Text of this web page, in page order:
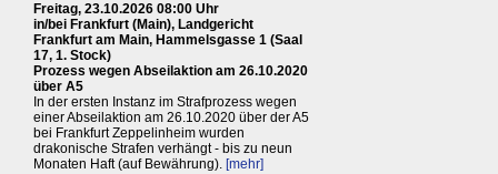
Freitag, 23.10.2026 08:00 Uhr
in/bei Frankfurt (Main), Landgericht
Frankfurt am Main, Hammelsgasse 1 (Saal
17, 1. Stock)
Prozess wegen Abseilaktion am 26.10.2020
über A5
In der ersten Instanz im Strafprozess wegen
einer Abseilaktion am 26.10.2020 über der A5
bei Frankfurt Zeppelinheim wurden
drakonische Strafen verhängt - bis zu neun
Monaten Haft (auf Bewährung). [mehr]